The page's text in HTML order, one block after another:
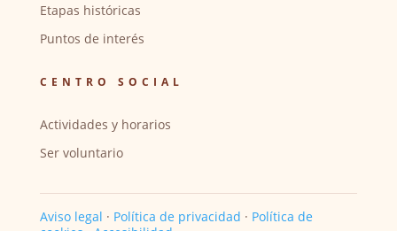
Etapas históricas
Puntos de interés
CENTRO SOCIAL
Actividades y horarios
Ser voluntario
Aviso legal · Política de privacidad · Política de